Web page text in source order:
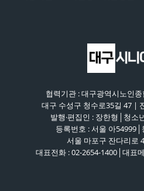
협력기관 : 대구광역시노인
대구 수성구 청수로35길 47 |
발행·편집인 : 장한형│청소
등록번호 : 서울 아54999│
서울 마포구 잔다리로
대표전화 : 02-2654-1400│대표